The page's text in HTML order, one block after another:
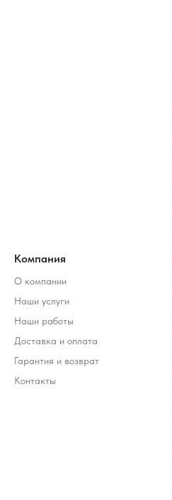
Компания
О компании
Наши услуги
Наши работы
Доставка и оплата
Гарантия и возврат
Контакты